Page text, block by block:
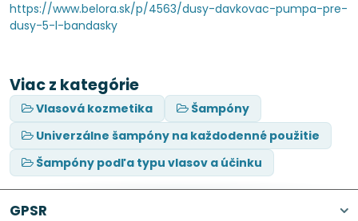
https://www.belora.sk/p/4563/dusy-davkovac-pumpa-pre-
dusy-5-l-bandasky
Viac z kategórie
Vlasová kozmetika
Šampóny
Univerzálne šampóny na každodenné použitie
Šampóny podľa typu vlasov a účinku
GPSR